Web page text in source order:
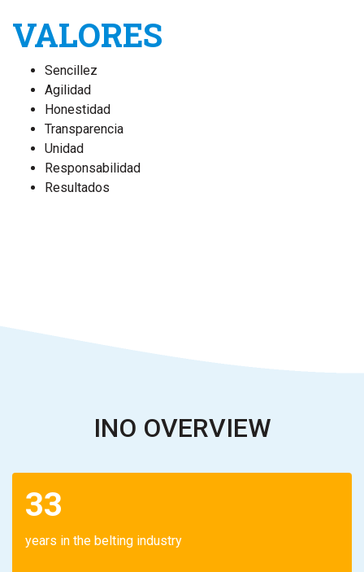
VALORES
Sencillez
Agilidad
Honestidad
Transparencia
Unidad
Responsabilidad
Resultados
INO OVERVIEW
33
years in the belting industry